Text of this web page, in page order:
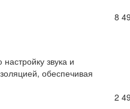
8
звука и
обеспечивая
2